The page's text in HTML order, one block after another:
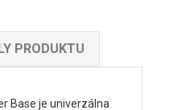
PRODUKTU
Base je univerzálna